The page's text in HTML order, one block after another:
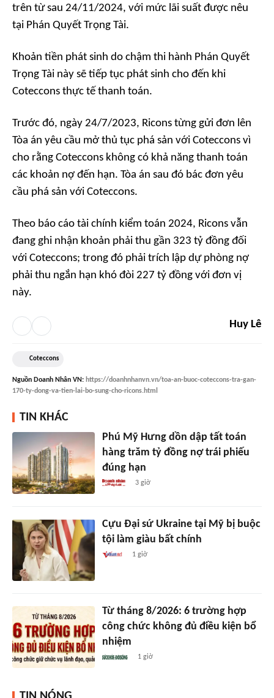
trên từ sau 24/11/2024, với mức lãi suất được nêu
tại Phán Quyết Trọng Tài.
Khoản tiền phát sinh do chậm thi hành Phán Quyết
Trọng Tài này sẽ tiếp tục phát sinh cho đến khi
Coteccons thực tế thanh toán.
Trước đó, ngày 24/7/2023, Ricons từng gửi đơn lên
Tòa án yêu cầu mở thủ tục phá sản với Coteccons vì
cho rằng Coteccons không có khả năng thanh toán
các khoản nợ đến hạn. Tòa án sau đó bác đơn yêu
cầu phá sản với Coteccons.
Theo báo cáo tài chính kiểm toán 2024, Ricons vẫn
đang ghi nhận khoản phải thu gần 323 tỷ đồng đối
với Coteccons; trong đó phải trích lập dự phòng nợ
phải thu ngắn hạn khó đòi 227 tỷ đồng với đơn vị
này.
Huy Lê
Coteccons
Nguồn Doanh Nhân VN: https://doanhnhanvn.vn/toa-an-buoc-coteccons-tra-gan-
170-ty-dong-va-tien-lai-bo-sung-cho-ricons.html
TIN KHÁC
Phú Mỹ Hưng dồn dập tất toán
hàng trăm tỷ đồng nợ trái phiếu
đúng hạn
3 giờ
Cựu Đại sứ Ukraine tại Mỹ bị buộc
tội làm giàu bất chính
1 giờ
Từ tháng 8/2026: 6 trường hợp
công chức không đủ điều kiện bổ
nhiệm
1 giờ